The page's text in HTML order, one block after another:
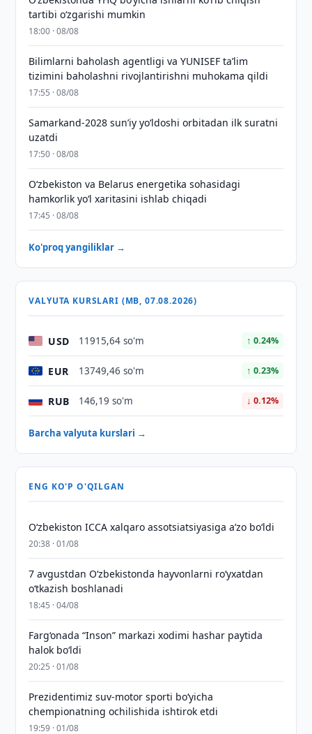
tartibi o‘zgarishi mumkin
18:00 · 08/08
Bilimlarni baholash agentligi va YUNISEF taʼlim
tizimini baholashni rivojlantirishni muhokama qildi
17:55 · 08/08
Samarkand-2028 sunʼiy yo‘ldoshi orbitadan ilk suratni
uzatdi
17:50 · 08/08
Oʻzbekiston va Belarus energetika sohasidagi
hamkorlik yoʻl xaritasini ishlab chiqadi
17:45 · 08/08
Ko'proq yangiliklar →
VALYUTA KURSLARI (MB, 07.08.2026)
USD 11915,64 so'm ↑ 0.24%
EUR 13749,46 so'm ↑ 0.23%
RUB 146,19 so'm ↓ 0.12%
Barcha valyuta kurslari →
ENG KO'P O'QILGAN
O‘zbekiston ICCA xalqaro assotsiatsiyasiga aʼzo bo‘ldi
20:38 · 01/08
7 avgustdan O‘zbekistonda hayvonlarni ro‘yxatdan
o‘tkazish boshlanadi
18:45 · 04/08
Farg‘onada “Inson” markazi xodimi hashar paytida
halok bo‘ldi
20:25 · 01/08
Prezidentimiz suv-motor sporti bo‘yicha
chempionatning ochilishida ishtirok etdi
19:59 · 01/08